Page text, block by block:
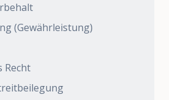
(Gewährleistung)
Recht